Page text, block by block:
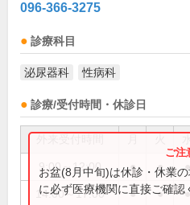
096-366-3275
診療科目
泌尿器科 性病科
診療/受付時間・休診日
9:00～12:00 ● ● ●
14:00～17:00 ● ● ●
お盆(8月中旬)は休診・休業
に必ず医療機関に直接ご確認